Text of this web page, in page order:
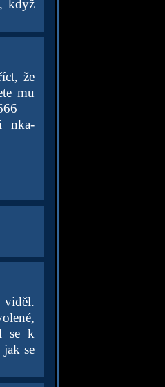
když
že
mu
nka-
viděl.
se k
jak se